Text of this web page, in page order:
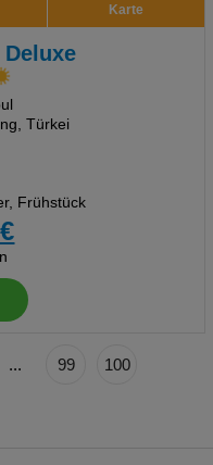
Karte
Türkei
Frühstück
... 99 100